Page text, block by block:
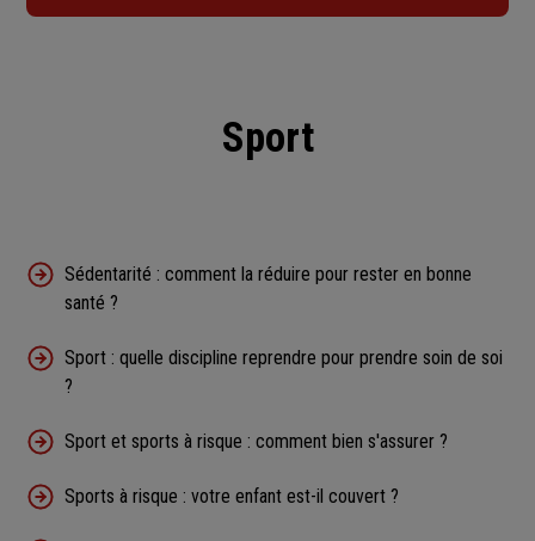
Sport
Sédentarité : comment la réduire pour rester en bonne
santé ?
Sport : quelle discipline reprendre pour prendre soin de soi
?
Sport et sports à risque : comment bien s'assurer ?
Sports à risque : votre enfant est-il couvert ?